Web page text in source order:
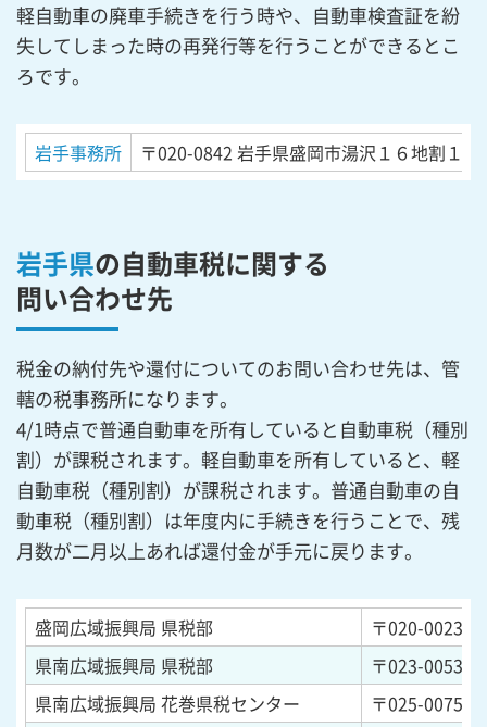
軽自動車の廃車手続きを行う時や、自動車検査証を紛
失してしまった時の再発行等を行うことができるとこ
ろです。
岩手事務所 〒020-0842 岩手県盛岡市湯沢１６地割１５
岩手県の自動車税に関する
問い合わせ先
税金の納付先や還付についてのお問い合わせ先は、管
轄の税事務所になります。
4/1時点で普通自動車を所有していると自動車税（種別
割）が課税されます。軽自動車を所有していると、軽
自動車税（種別割）が課税されます。普通自動車の自
動車税（種別割）は年度内に手続きを行うことで、残
月数が二月以上あれば還付金が手元に戻ります。
盛岡広域振興局 県税部 〒020-0023
県南広域振興局 県税部
〒023-0053
県南広域振興局 花巻県税センター
〒025-0075